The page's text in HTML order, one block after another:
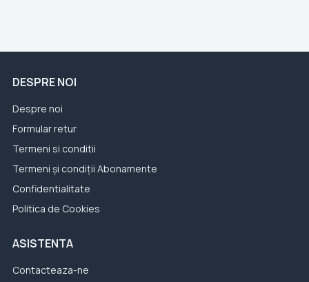
DESPRE NOI
Despre noi
Formular retur
Termeni si conditii
Termeni și condiții Abonamente
Confidentialitate
Politica de Cookies
ASISTENTA
Contacteaza-ne